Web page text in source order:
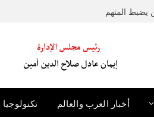
يضبط المتهم
أخبار العرب والعالم تكنولوجيا